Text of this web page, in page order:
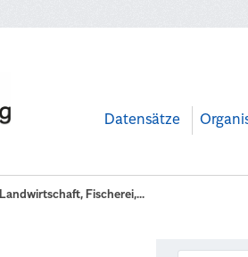
Datensätze
Landwirtschaft, Fischerei,...